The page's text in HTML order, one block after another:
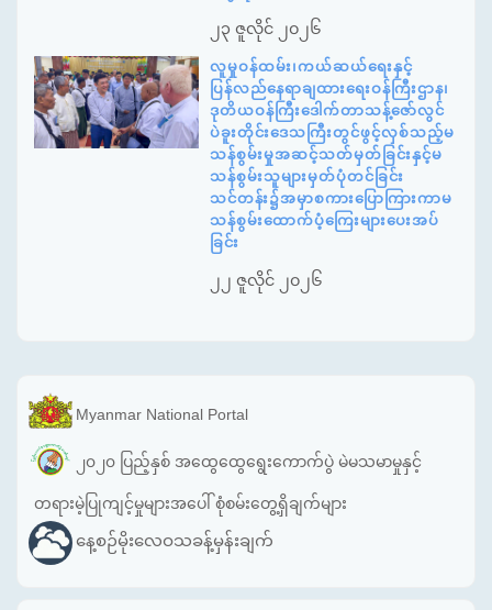
၂၃ ဇူလိုင် ၂၀၂၆
လူမှုဝန်ထမ်း၊ကယ်ဆယ်ရေးနှင့်
ပြန်လည်နေရာချထားရေးဝန်ကြီးဌာန၊
ဒုတိယဝန်ကြီးဒေါက်တာသန့်ဇော်လွင်
ပဲခူးတိုင်းဒေသကြီးတွင်ဖွင့်လှစ်သည့်မ
သန်စွမ်းမှုအဆင့်သတ်မှတ်ခြင်းနှင့်မ
သန်စွမ်းသူများမှတ်ပုံတင်ခြင်း
သင်တန်း၌အမှာစကားပြောကြားကာမ
သန်စွမ်းထောက်ပံ့ကြေးများပေးအပ်
ခြင်း
၂၂ ဇူလိုင် ၂၀၂၆
Myanmar National Portal
၂၀၂၀ ပြည့်နှစ် အထွေထွေရွေးကောက်ပွဲ မဲမသမာမှုနှင့်
တရားမဲ့ပြုကျင့်မှုများအပေါ် စုံစမ်းတွေ့ရှိချက်များ
နေ့စဉ်မိုးလေဝသခန့်မှန်းချက်